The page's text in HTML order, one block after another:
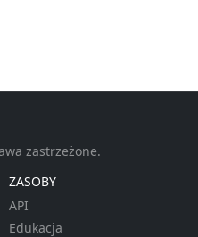
zastrzeżone.
ZASOBY
API
Edukacja